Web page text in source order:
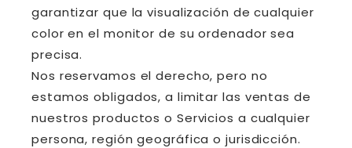
garantizar que la visualización de cualquier
color en el monitor de su ordenador sea
precisa.
Nos reservamos el derecho, pero no
estamos obligados, a limitar las ventas de
nuestros productos o Servicios a cualquier
persona, región geográfica o jurisdicción.